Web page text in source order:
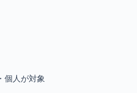
個人が対象